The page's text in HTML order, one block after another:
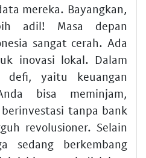
mereka. Bayangkan,
adil! Masa depan
sangat cerah. Ada
inovasi lokal. Dalam
defi, yaitu keuangan
bisa meminjam,
tanpa bank
revolusioner. Selain
sedang berkembang